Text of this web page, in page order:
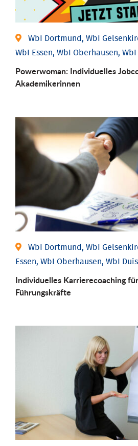
WbI Dortmund, WbI
WbI Essen, WbI Oberhausen,
Powerwoman: Individu­elles
Aka­demiker­innen
WbI Dortmund, WbI
Essen, WbI Oberhausen, WbI
Individu­elles Karrierecoaching
Führungs­kräfte